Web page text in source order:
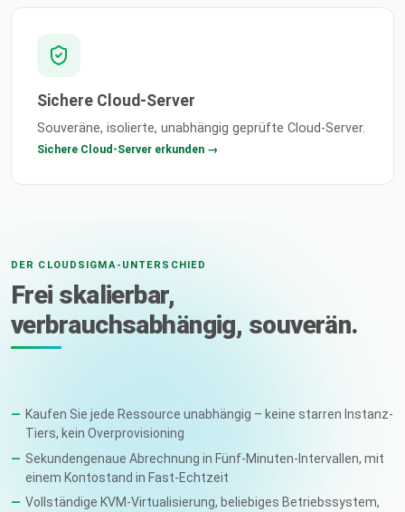
Sichere Cloud-Server
Souveräne, isolierte, unabhängig geprüfte Cloud-Server.
Sichere Cloud-Server erkunden →
DER CLOUDSIGMA-UNTERSCHIED
Frei skalierbar,
verbrauchsabhängig, souverän.
Kaufen Sie jede Ressource unabhängig – keine starren Instanz-
Tiers, kein Overprovisioning
Sekundengenaue Abrechnung in Fünf-Minuten-Intervallen, mit
einem Kontostand in Fast-Echtzeit
Vollständige KVM-Virtualisierung, beliebiges Betriebssystem,